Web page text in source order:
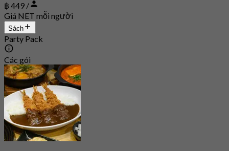
฿ 449 /
Giá NET mỗi người
Sách
Party Pack
Các gói